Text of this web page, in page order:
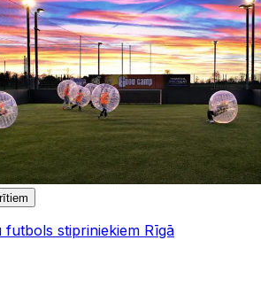
futbols stipriniekiem Rīgā